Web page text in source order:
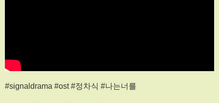
#signaldrama #ost #정차식 #나는너를